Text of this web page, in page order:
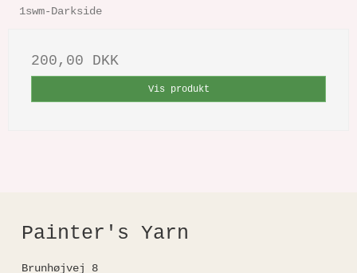
1swm-Darkside
200,00 DKK
Vis produkt
Painter's Yarn
Brunhøjvej 8